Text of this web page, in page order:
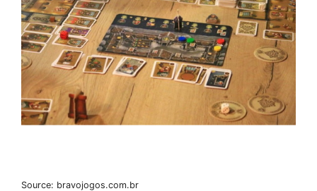
Source: bravojogos.com.br